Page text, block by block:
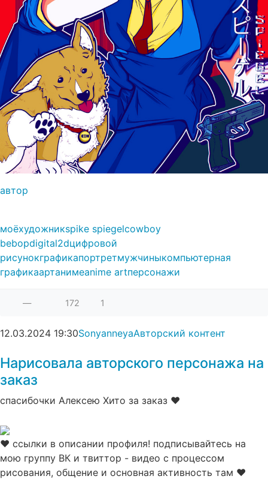
автор
моёхудожникspike spiegelcowboy
bebopdigital2dцифровой
рисунокграфикапортретмужчиныкомпьютерная
графикаартанимеanime artперсонажи
— 172 1
12.03.2024 19:30SonyanneyaАвторский контент
Нарисовала авторского персонажа на
заказ
спасибочки Алексею Хито за заказ ♥
♥ ссылки в описании профиля! подписывайтесь на
мою группу ВК и твиттор - видео с процессом
рисования, общение и основная активность там ♥